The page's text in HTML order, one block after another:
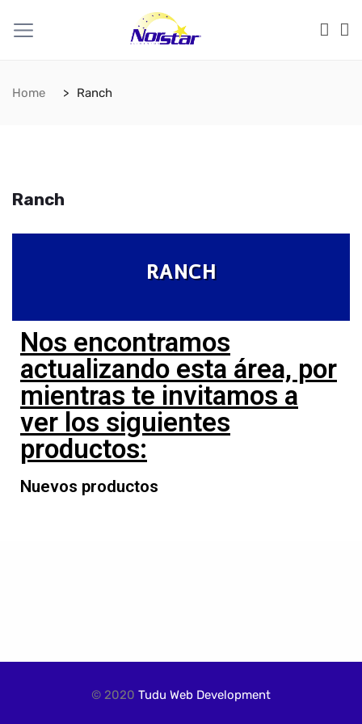
Home Ranch
Ranch
RANCH
Nos encontramos
actualizando esta área, por
mientras te invitamos a
ver los siguientes
productos:
Nuevos productos
© 2020 Tudu Web Development